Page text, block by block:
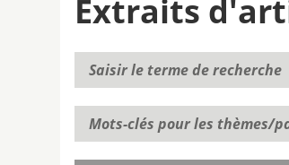
Extraits